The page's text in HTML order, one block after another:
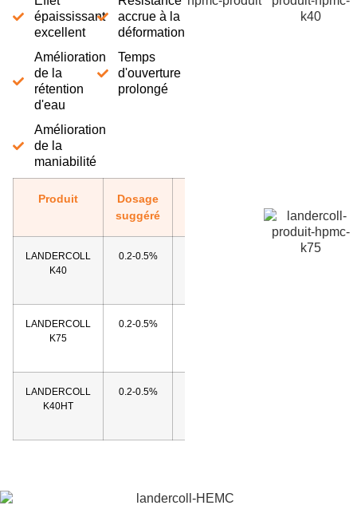
épaississant
excellent
Amélioration
de la
rétention
d'eau
Amélioration
de la
maniabilité
accrue à la
déformation
Temps
d'ouverture
prolongé
Produit
Dosage
suggéré
LANDERCOLL
K40
0.2-0.5%
LANDERCOLL
K75
0.2-0.5%
LANDERCOLL
K40HT
0.2-0.5%